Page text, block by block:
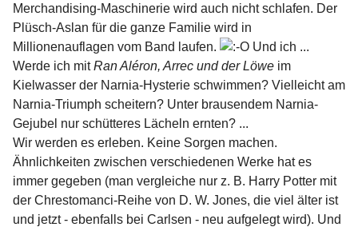
Merchandising-Maschinerie wird auch nicht schlafen. Der
Plüsch-Aslan für die ganze Familie wird in
Millionenauflagen vom Band laufen.
Und ich ...
Werde ich mitRan Aléron, Arrec und der Löwe im
Kielwasser der Narnia-Hysterie schwimmen? Vielleicht am
Narnia-Triumph scheitern? Unter brausendem Narnia-
Gejubel nur schütteres Lächeln ernten? ...
Wir werden es erleben. Keine Sorgen machen.
Ähnlichkeiten zwischen verschiedenen Werke hat es
immer gegeben (man vergleiche nur z. B. Harry Potter mit
der Chrestomanci-Reihe von D. W. Jones, die viel älter ist
und jetzt - ebenfalls bei Carlsen - neu aufgelegt wird). Und